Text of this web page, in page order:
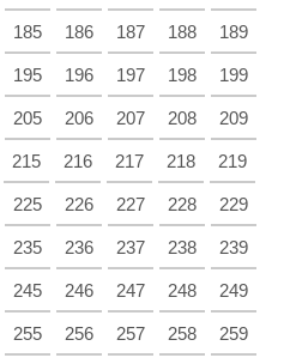
185 186 187 188 189
195 196 197 198 199
205 206 207 208 209
215 216 217 218 219
225 226 227 228 229
235 236 237 238 239
245 246 247 248 249
255 256 257 258 259